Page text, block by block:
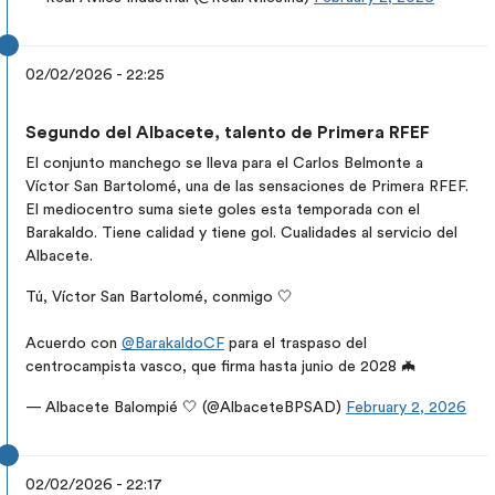
02/02/2026 - 22:25
Segundo del Albacete, talento de Primera RFEF
El conjunto manchego se lleva para el Carlos Belmonte a
Víctor San Bartolomé, una de las sensaciones de Primera RFEF.
El mediocentro suma siete goles esta temporada con el
Barakaldo. Tiene calidad y tiene gol. Cualidades al servicio del
Albacete.
Tú, Víctor San Bartolomé, conmigo 🤍
Acuerdo con @BarakaldoCF para el traspaso del
centrocampista vasco, que firma hasta junio de 2028 🦇
— Albacete Balompié 🤍 (@AlbaceteBPSAD) February 2, 2026
02/02/2026 - 22:17